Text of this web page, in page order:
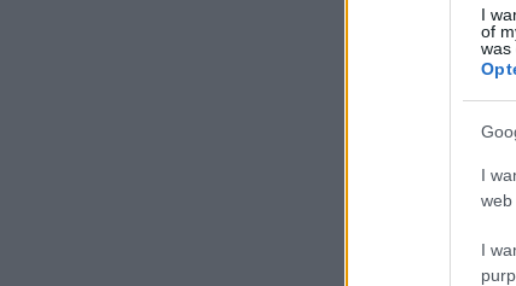
I
of
was
I
web
I